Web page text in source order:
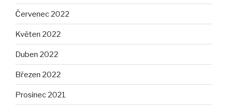
Červenec 2022
Květen 2022
Duben 2022
Březen 2022
Prosinec 2021